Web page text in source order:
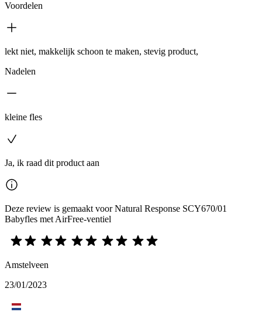
Voordelen
lekt niet, makkelijk schoon te maken, stevig product,
Nadelen
kleine fles
Ja, ik raad dit product aan
Deze review is gemaakt voor Natural Response SCY670/01
Babyfles met AirFree-ventiel
Amstelveen
23/01/2023